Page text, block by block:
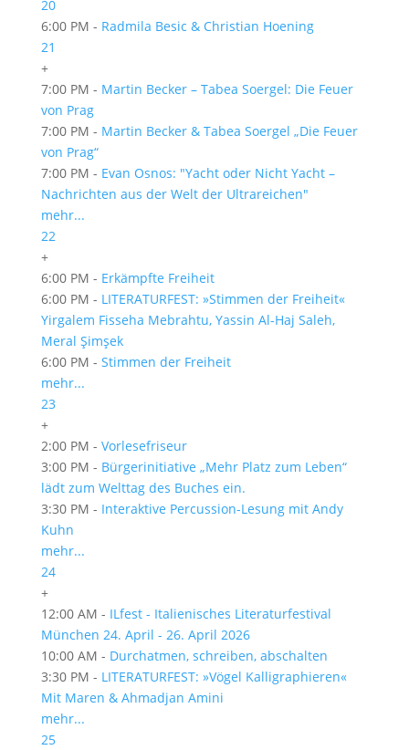
20
6:00 PM - Radmila Besic & Christian Hoening
21
+
7:00 PM - Martin Becker – Tabea Soergel: Die Feuer
von Prag
7:00 PM - Martin Becker & Tabea Soergel „Die Feuer
von Prag“
7:00 PM - Evan Osnos: "Yacht oder Nicht Yacht –
Nachrichten aus der Welt der Ultrareichen"
mehr...
22
+
6:00 PM - Erkämpfte Freiheit
6:00 PM - LITERATURFEST: »Stimmen der Freiheit«
Yirgalem Fisseha Mebrahtu, Yassin Al-Haj Saleh,
Meral Şimşek
6:00 PM - Stimmen der Freiheit
mehr...
23
+
2:00 PM - Vorlesefriseur
3:00 PM - Bürgerinitiative „Mehr Platz zum Leben“
lädt zum Welttag des Buches ein.
3:30 PM - Interaktive Percussion-Lesung mit Andy
Kuhn
mehr...
24
+
12:00 AM - ILfest - Italienisches Literaturfestival
München 24. April - 26. April 2026
10:00 AM - Durchatmen, schreiben, abschalten
3:30 PM - LITERATURFEST: »Vögel Kalligraphieren«
Mit Maren & Ahmadjan Amini
mehr...
25